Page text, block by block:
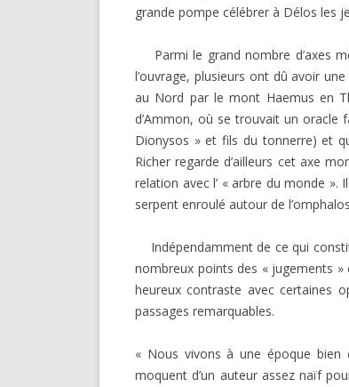
grande pompe célébrer à Délos les
Parmi le grand nombre d’axes
l’ouvrage, plusieurs ont dû avoir
au Nord par le mont Haemus en
d’Ammon, où se trouvait un oracle
Dionysos » et fils du tonnerre) et
Richer regarde d’ailleurs cet axe
relation avec l’ « arbre du monde
serpent enroulé autour de
Indépendamment de ce qui
nombreux points des « jugements
heureux contraste avec certaines
passages remarquables.
« Nous vivons à une époque
moquent d’un auteur assez naïf